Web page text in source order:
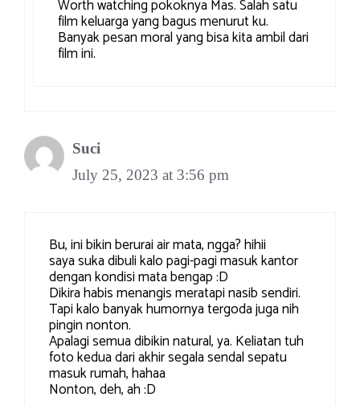
Worth watching pokoknya Mas. Salah satu
film keluarga yang bagus menurut ku.
Banyak pesan moral yang bisa kita ambil dari
film ini.
Suci
July 25, 2023 at 3:56 pm
Bu, ini bikin berurai air mata, ngga? hihii
saya suka dibuli kalo pagi-pagi masuk kantor
dengan kondisi mata bengap :D
Dikira habis menangis meratapi nasib sendiri.
Tapi kalo banyak humornya tergoda juga nih
pingin nonton.
Apalagi semua dibikin natural, ya. Keliatan tuh
foto kedua dari akhir segala sendal sepatu
masuk rumah, hahaa
Nonton, deh, ah :D